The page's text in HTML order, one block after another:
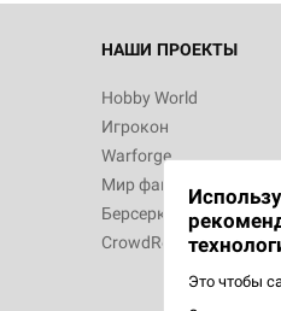
НАШИ ПРОЕКТЫ
Hobby World
Игрокон
Warforge
Мир фантастики
Берсерк
CrowdRepublic
Это чтобы